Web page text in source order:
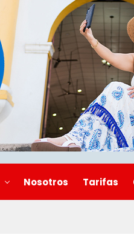
Nosotros Tarifas